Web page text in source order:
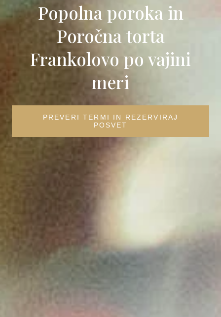
Popolna poroka in
Poročna torta
Frankolovo po vajini
meri
PREVERI TERMI IN REZERVIRAJ
POSVET